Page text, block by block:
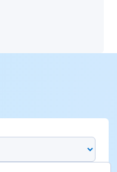
способ связи